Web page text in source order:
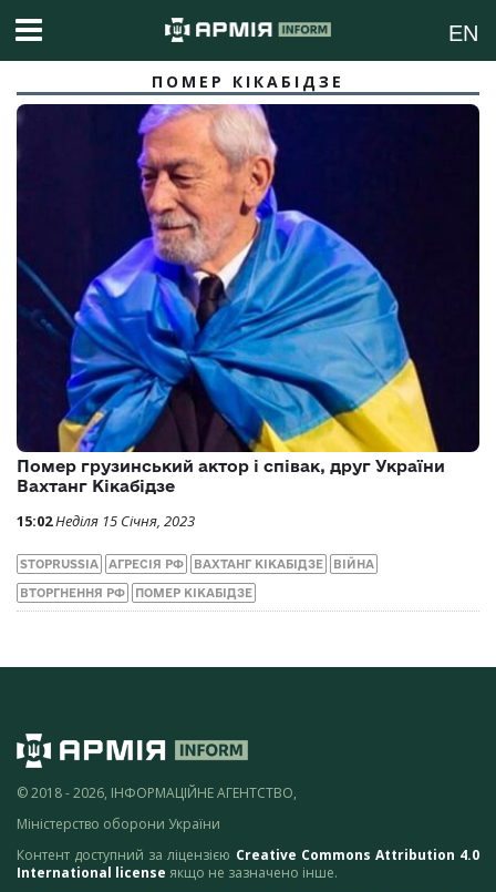
EN
ПОМЕР КІКАБІДЗЕ
Помер грузинський актор і співак, друг України
Вахтанг Кікабідзе
15:02Неділя 15 Січня, 2023
STOPRUSSIA АГРЕСІЯ РФ ВАХТАНГ КІКАБІДЗЕ ВІЙНА
ВТОРГНЕННЯ РФ ПОМЕР КІКАБІДЗЕ
© 2018 - 2026, ІНФОРМАЦІЙНЕ АГЕНТСТВО,
Міністерство оборони України
Контент доступний за ліцензією Creative Commons Attribution 4.0
International license якщо не зазначено інше.